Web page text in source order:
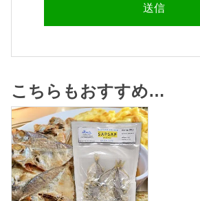
こちらもおすすめ…